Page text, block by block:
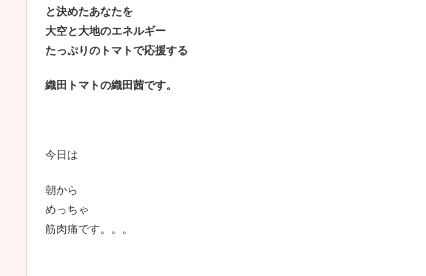
と決めたあなたを
大空と大地のエネルギー
たっぷりのトマトで応援する
織田トマトの織田茜です。
今日は
朝から
めっちゃ
筋肉痛です。。。